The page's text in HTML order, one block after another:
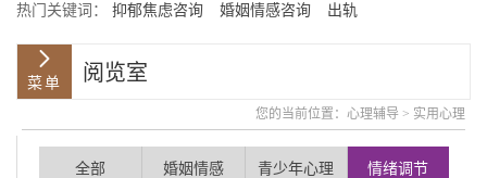
热门关键词： 抑郁焦虑咨询 婚姻情感咨询 出轨
阅览室
您的当前位置： 心理辅导 > 实用心理
全部 婚姻情感 青少年心理 情绪调节